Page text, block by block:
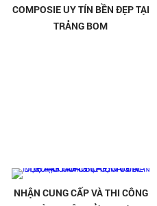
COMPOSIE UY TÍN BỀN ĐẸP TẠI
TRẢNG BOM
NHẬN CUNG CẤP VÀ THI CÔNG